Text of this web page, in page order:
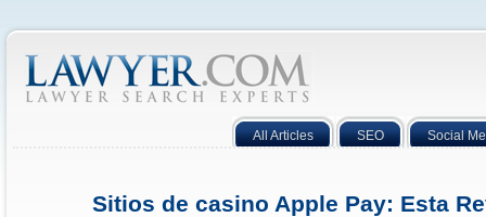
All Articles SEO Social
Sitios de casino Apple Pay: Esta